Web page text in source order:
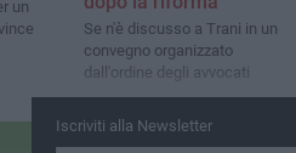
un
Se n'è discusso a Trani in un
convegno organizzato
dall'ordine degli avvocati
Iscriviti alla Newsletter